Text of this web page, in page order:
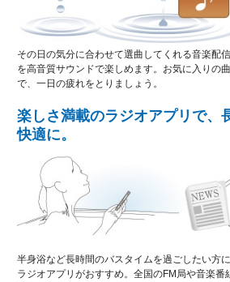
その日の気分に合わせて選曲してくれる音楽配
を高音質サウンドで楽しめます。お気に入りの
で、一日の疲れをとりましょう。
楽しさ満載のラジオアプリで、
快適に。
半身浴など長時間のバスタイムを過ごしたい方
ラジオアプリがおすすめ。全国のFM局や音楽番